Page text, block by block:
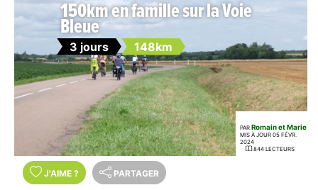
150km en famille sur la Voie
Bleue
3 jours 148km
PAR Romain et Marie
MIS À JOUR 05 FÉVR.
2024
844 LECTEURS
J'AIME ? PARTAGER